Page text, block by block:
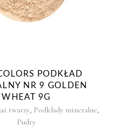
PODKŁAD
NR 9 GOLDEN
WHEAT 9G
twarzy, Podkłady mineralne,
Pudry